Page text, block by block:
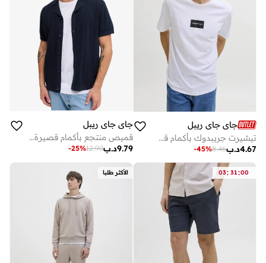
جاي جاي ريبل
تيشيرت جريبدوك بأكمام قصيرة وياقة مستديرة
د.ب4.67
8.46
-45%
جاي جاي ريبل
قميص منتجع بأكمام قصيرة بقصة ضيقة كاجوال
د.ب9.79
12.90
-25%
03: 31:00 الأكثر طلبا